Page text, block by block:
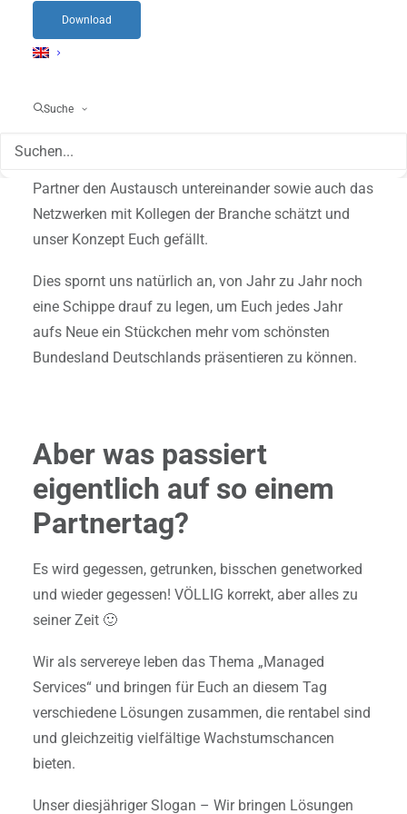
Download
Suche
unser servereye Partnertag.
Jahres, auf das unser Team schon entgegen fiebert.
Partner den Austausch untereinander sowie auch das
Netzwerken mit Kollegen der Branche schätzt und
unser Konzept Euch gefällt.
Dies spornt uns natürlich an, von Jahr zu Jahr noch
eine Schippe drauf zu legen, um Euch jedes Jahr
aufs Neue ein Stückchen mehr vom schönsten
Bundesland Deutschlands präsentieren zu können.
Aber was passiert
eigentlich auf so einem
Partnertag?
Es wird gegessen, getrunken, bisschen genetworked
und wieder gegessen! VÖLLIG korrekt, aber alles zu
seiner Zeit 🙂
Wir als servereye leben das Thema „Managed
Services“ und bringen für Euch an diesem Tag
verschiedene Lösungen zusammen, die rentabel sind
und gleichzeitig vielfältige Wachstumschancen
bieten.
Unser diesjähriger Slogan – Wir bringen Lösungen